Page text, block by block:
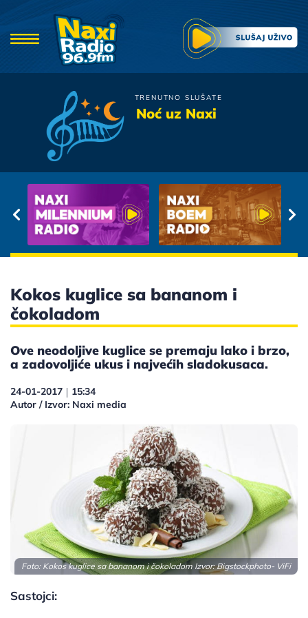
TRENUTNO SLUŠATE
Noć uz NaxiViktorija
Kokos kuglice sa bananom i
čokoladom
Ove neodoljive kuglice se premaju lako i brzo,
a zadovoljiće ukus i najvećih sladokusaca.
24-01-2017 | 15:34
Autor / Izvor: Naxi media
Foto: Kokos kuglice sa bananom i čokoladom Izvor:Bigstockphoto- ViFi
Sastojci: